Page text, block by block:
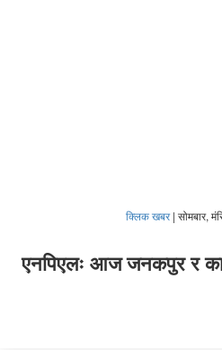
क्लिक खबर| सोमबार,
एनपिएलः आज जनकपुर र